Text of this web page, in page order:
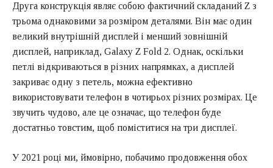
Друга конструкція являє собою фактичний складаний Z з
трьома однаковими за розміром деталями. Він має один
великий внутрішній дисплей і менший зовнішній
дисплей, наприклад, Galaxy Z Fold 2. Однак, оскільки
петлі відкриваються в різних напрямках, а дисплей
закриває одну з петель, можна ефективно
використовувати телефон в чотирьох різних розмірах. Це
звучить чудово, але це означає, що телефон буде
достатньо товстим, щоб поміститися на три дисплеї.
У 2021 році ми, ймовірно, побачимо продовження обох